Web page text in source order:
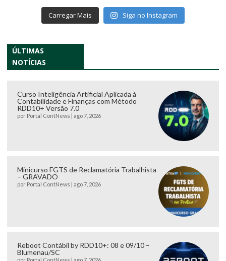
Carregar Mais Siga no Instagram
ÚLTIMAS
NOTÍCIAS
Curso Inteligência Artificial Aplicada à
Contabilidade e Finanças com Método
RDD10+ Versão 7.0
por Portal ContNews ago 7, 2026
Minicurso FGTS de Reclamatória Trabalhista
– GRAVADO
por Portal ContNews ago 7, 2026
Reboot Contábil by RDD10+: 08 e 09/10 –
Blumenau/SC